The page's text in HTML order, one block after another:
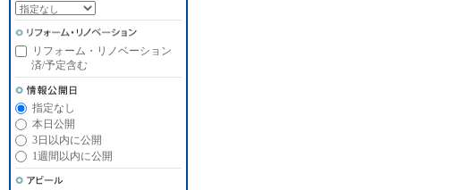
リフォーム・リノベーション
済/予定含む
指定なし
本日公開
3日以内に公開
1週間以内に公開